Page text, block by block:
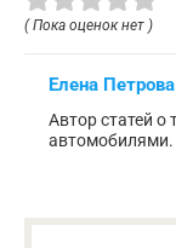
( Пока оценок нет )
Елена Петрова
Автор статей о